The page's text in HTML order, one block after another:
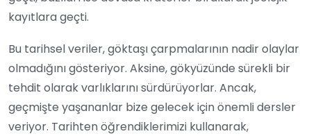
kayıtlara geçti.
Bu tarihsel veriler, göktaşı çarpmalarının nadir olaylar
olmadığını gösteriyor. Aksine, gökyüzünde sürekli bir
tehdit olarak varlıklarını sürdürüyorlar. Ancak,
geçmişte yaşananlar bize gelecek için önemli dersler
veriyor. Tarihten öğrendiklerimizi kullanarak,